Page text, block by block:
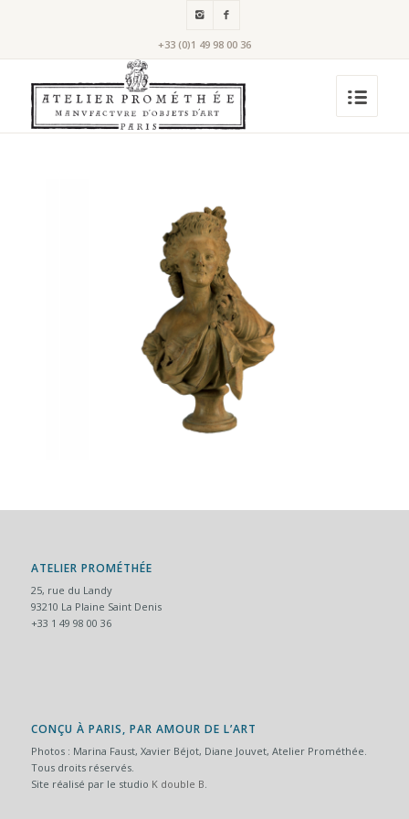
+33 (0)1 49 98 00 36
ATELIER PROMÉTHÉE
25, rue du Landy
93210 La Plaine Saint Denis
+33 1 49 98 00 36
CONÇU À PARIS, PAR AMOUR DE L’ART
Photos : Marina Faust, Xavier Béjot, Diane Jouvet, Atelier Prométhée.
Tous droits réservés.
Site réalisé par le studio K double B